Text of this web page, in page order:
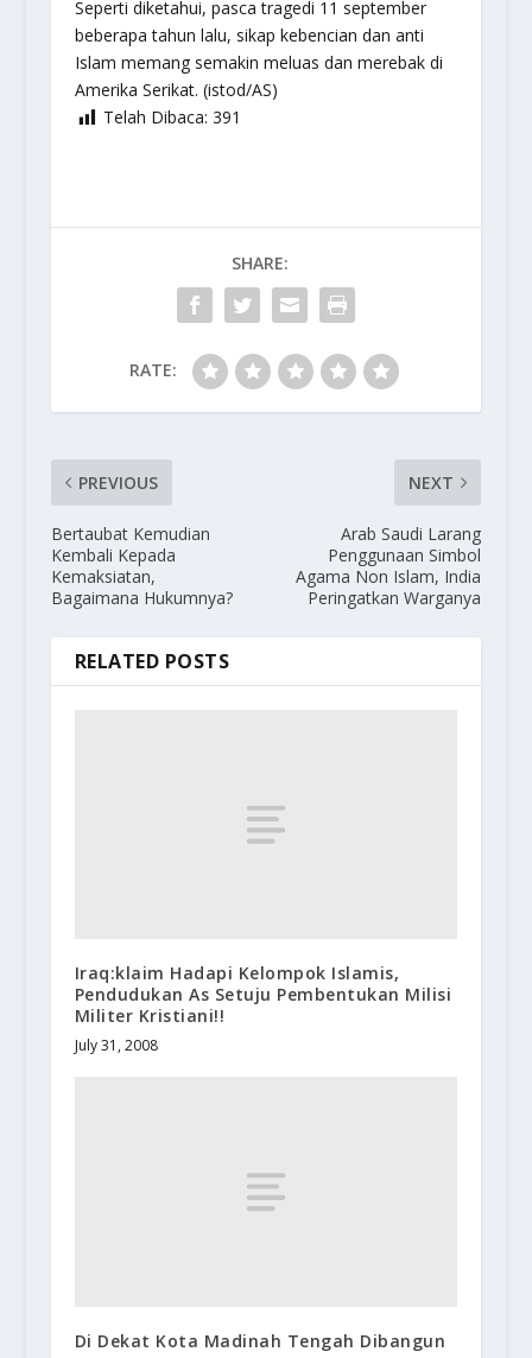
Seperti diketahui, pasca tragedi 11 september
beberapa tahun lalu, sikap kebencian dan anti
Islam memang semakin meluas dan merebak di
Amerika Serikat. (istod/AS)
Telah Dibaca: 391
SHARE:
RATE:
PREVIOUS
Bertaubat Kemudian
Kembali Kepada
Kemaksiatan,
Bagaimana Hukumnya?
NEXT
Arab Saudi Larang
Penggunaan Simbol
Agama Non Islam, India
Peringatkan Warganya
RELATED POSTS
Iraq:klaim Hadapi Kelompok Islamis,
Pendudukan As Setuju Pembentukan Milisi
Militer Kristiani!!
July 31, 2008
Di Dekat Kota Madinah Tengah Dibangun